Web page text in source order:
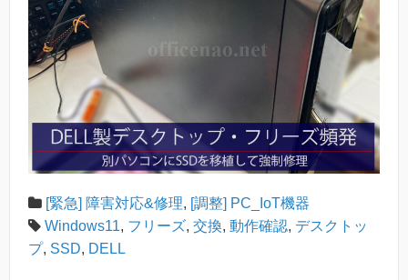
[緊急] 障害対応&修理, [調整] PC_IoT機器
Windows11, フリーズ, 交換, 動作確認, デスクトッ
プ, SSD, DELL